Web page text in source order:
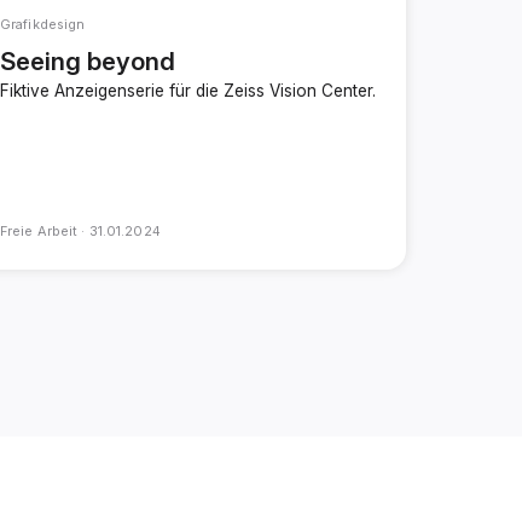
Grafikdesign
Seeing beyond
Fiktive Anzeigenserie für die Zeiss Vision Center.
Freie Arbeit · 31.01.2024